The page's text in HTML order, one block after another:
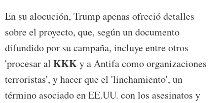
En su alocución, Trump apenas ofreció detalles
sobre el proyecto, que, según un documento
difundido por su campaña, incluye entre otros
'procesar al KKKy a Antifa como organizaciones
terroristas', y hacer que el 'linchamiento', un
término asociado en EE.UU. con los asesinatos y